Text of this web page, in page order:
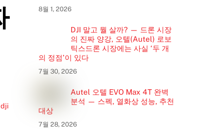
dji
8월 1, 2026
DJI 말고 뭘 살까? — 드론 시장
의 진짜 양강, 오텔(Autel) 로보
틱스드론 시장에는 사실 ‘두 개
의 정점’이 있다
7월 30, 2026
Autel 오텔 EVO Max 4T 완벽
분석 — 스펙, 열화상 성능, 추천
대상
7월 28, 2026